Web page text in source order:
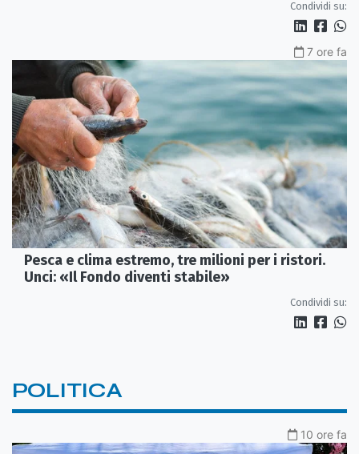
Condividi su:
7 ore fa
Pesca e clima estremo, tre milioni per i ristori.
Unci: «Il Fondo diventi stabile»
Condividi su:
POLITICA
10 ore fa